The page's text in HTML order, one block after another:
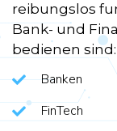
reibungslos
Bank- und
bedienen sind:
Banken
FinTech